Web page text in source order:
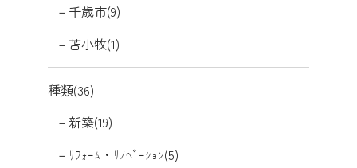
千歳市(9)
苫小牧(1)
種類(36)
新築(19)
ﾘﾌｫｰﾑ・ﾘﾉﾍﾞｰｼｮﾝ(5)